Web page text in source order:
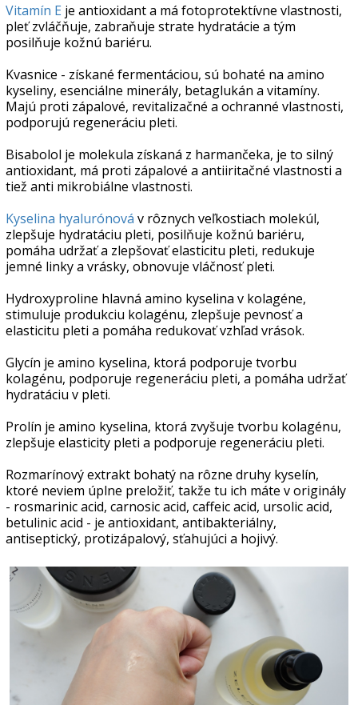
Vitamín E je antioxidant a má fotoprotektívne vlastnosti,
pleť zvláčňuje, zabraňuje strate hydratácie a tým
posilňuje kožnú bariéru.
Kvasnice - získané fermentáciou, sú bohaté na amino
kyseliny, esenciálne minerály, betaglukán a vitamíny.
Majú proti zápalové, revitalizačné a ochranné vlastnosti,
podporujú regeneráciu pleti.
Bisabolol je molekula získaná z harmančeka, je to silný
antioxidant, má proti zápalové a antiiritačné vlastnosti a
tiež anti mikrobiálne vlastnosti.
Kyselina hyalurónová v rôznych veľkostiach molekúl,
zlepšuje hydratáciu pleti, posilňuje kožnú bariéru,
pomáha udržať a zlepšovať elasticitu pleti, redukuje
jemné linky a vrásky, obnovuje vláčnosť pleti.
Hydroxyproline hlavná amino kyselina v kolagéne,
stimuluje produkciu kolagénu, zlepšuje pevnosť a
elasticitu pleti a pomáha redukovať vzhľad vrások.
Glycín je amino kyselina, ktorá podporuje tvorbu
kolagénu, podporuje regeneráciu pleti, a pomáha udržať
hydratáciu v pleti.
Prolín je amino kyselina, ktorá zvyšuje tvorbu kolagénu,
zlepšuje elasticity pleti a podporuje regeneráciu pleti.
Rozmarínový extrakt bohatý na rôzne druhy kyselín,
ktoré neviem úplne preložiť, takže tu ich máte v originály
- rosmarinic acid, carnosic acid, caffeic acid, ursolic acid,
betulinic acid - je antioxidant, antibakteriálny,
antiseptický, protizápalový, sťahujúci a hojivý.